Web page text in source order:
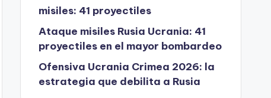
misiles: 41 proyectiles
Ataque misiles Rusia Ucrania: 41
proyectiles en el mayor bombardeo
Ofensiva Ucrania Crimea 2026: la
estrategia que debilita a Rusia